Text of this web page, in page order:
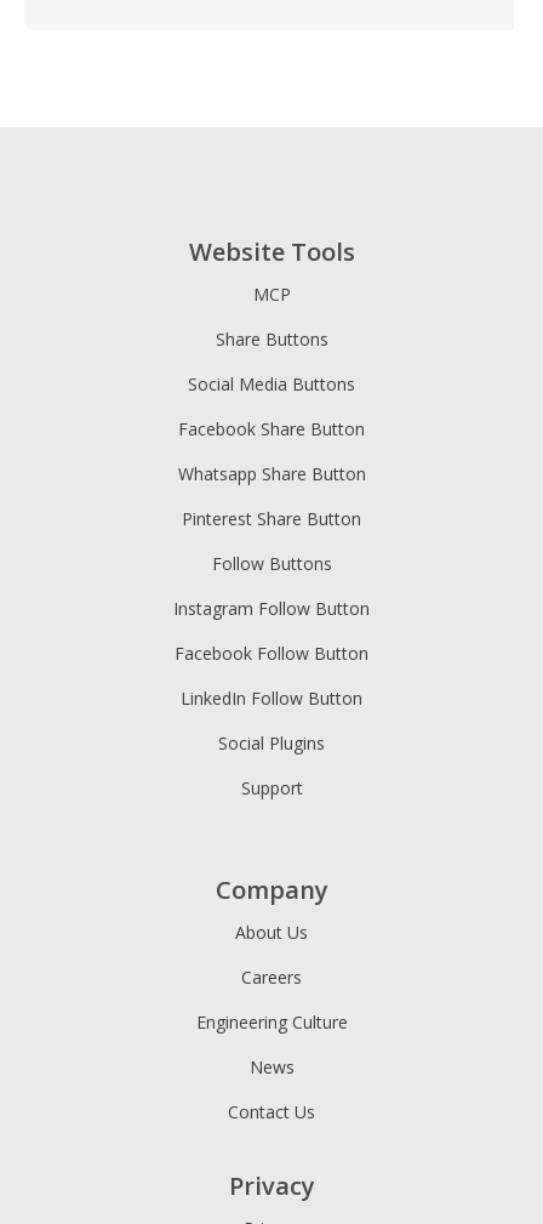
Website Tools
MCP
Share Buttons
Social Media Buttons
Facebook Share Button
Whatsapp Share Button
Pinterest Share Button
Follow Buttons
Instagram Follow Button
Facebook Follow Button
LinkedIn Follow Button
Social Plugins
Support
Company
About Us
Careers
Engineering Culture
News
Contact Us
Privacy